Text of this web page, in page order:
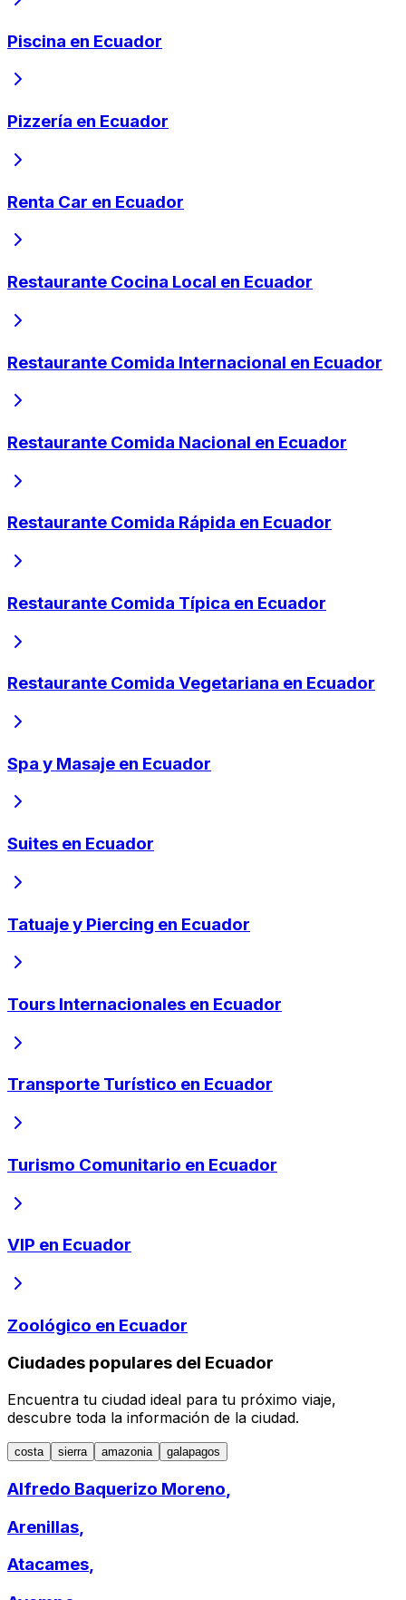
Piscina en Ecuador
Pizzería en Ecuador
Renta Car en Ecuador
Restaurante Cocina Local en Ecuador
Restaurante Comida Internacional en Ecuador
Restaurante Comida Nacional en Ecuador
Restaurante Comida Rápida en Ecuador
Restaurante Comida Típica en Ecuador
Restaurante Comida Vegetariana en Ecuador
Spa y Masaje en Ecuador
Suites en Ecuador
Tatuaje y Piercing en Ecuador
Tours Internacionales en Ecuador
Transporte Turístico en Ecuador
Turismo Comunitario en Ecuador
VIP en Ecuador
Zoológico en Ecuador
Ciudades populares del Ecuador
Encuentra tu ciudad ideal para tu próximo viaje,
descubre toda la información de la ciudad.
costa sierra amazonia galapagos
Alfredo Baquerizo Moreno,
Arenillas,
Atacames,